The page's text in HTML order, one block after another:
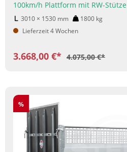
100km/h Plattform mit RW-Stütze
3010 × 1530 mm 1800 kg
Lieferzeit 4 Wochen
3.668,00 €* 4.075,00 €*
Rabatt
%